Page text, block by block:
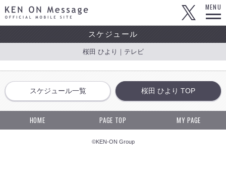
KEN ON Message OFFICIAL MOBILE SITE
MENU
スケジュール
桜田 ひより｜テレビ
スケジュール一覧 桜田 ひより TOP
HOME PAGE TOP MY PAGE
©KEN-ON Group